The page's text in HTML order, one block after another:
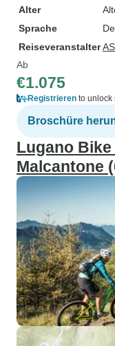
Alter
Sprache
Reiseveranstalter
Ab
€1.075
Registrieren to unlock
Broschüre
Lugano
Malcantone